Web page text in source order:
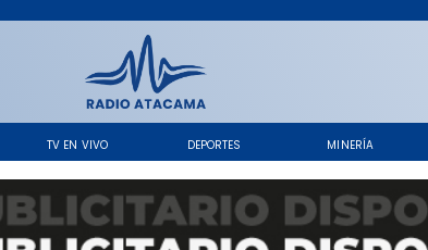
TV EN VIVO DEPORTES MINERÍA